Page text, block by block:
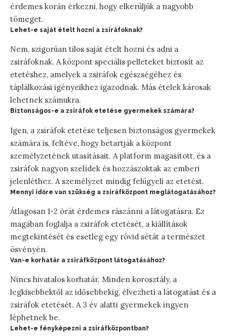
érdemes korán érkezni, hogy elkerüljük a nagyobb
tömeget.
Lehet-e saját ételt hozni a zsiráfoknak?
Nem, szigorúan tilos saját ételt hozni és adni a
zsiráfoknak. A központ speciális pelleteket biztosít az
etetéshez, amelyek a zsiráfok egészségéhez és
táplálkozási igényeikhez igazodnak. Más ételek károsak
lehetnek számukra.
Biztonságos-e a zsiráfok etetése gyermekek számára?
Igen, a zsiráfok etetése teljesen biztonságos gyermekek
számára is, feltéve, hogy betartják a központ
személyzetének utasításait. A platform magasított, és a
zsiráfok nagyon szelídek és hozzászoktak az emberi
jelenléthez. A személyzet mindig felügyeli az etetést.
Mennyi időre van szükség a zsiráfközpont meglátogatásához?
Átlagosan 1-2 órát érdemes rászánni a látogatásra. Ez
magában foglalja a zsiráfok etetését, a kiállítások
megtekintését és esetleg egy rövid sétát a természet
ösvényén.
Van-e korhatár a zsiráfközpont látogatásához?
Nincs hivatalos korhatár. Minden korosztály, a
legkisebbektől az idősebbekig, élvezheti a látogatást és a
zsiráfok etetését. A 3 év alatti gyermekek ingyen
léphetnek be.
Lehet-e fényképezni a zsiráfközpontban?